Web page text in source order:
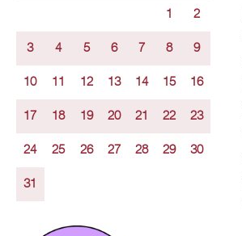
1 2
3 4 5 6 7 8 9
10 11 12 13 14 15 16
17 18 19 20 21 22 23
24 25 26 27 28 29 30
31